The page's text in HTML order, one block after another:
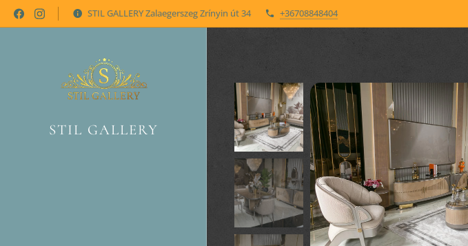
STIL GALLERY Zalaegerszeg Zrínyin út 34 +36708848404
STIL GALLERY